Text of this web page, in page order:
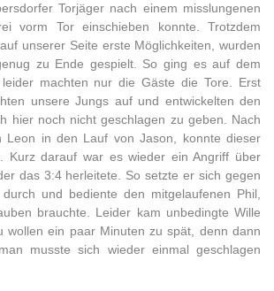
Torjäger nach einem misslungenen
vorm Tor einschieben konnte. Trotzdem
unserer Seite erste Möglichkeiten, wurden
zu Ende gespielt. So ging es auf dem
machten nur die Gäste die Tore. Erst
unsere Jungs auf und entwickelten den
hier noch nicht geschlagen zu geben. Nach
Leon in den Lauf von Jason, konnte dieser
Kurz darauf war es wieder ein Angriff über
das 3:4 herleitete. So setzte er sich gegen
und bediente den mitgelaufenen Phil,
brauchte. Leider kam unbedingte Wille
wollen ein paar Minuten zu spät, denn dann
musste sich wieder einmal geschlagen